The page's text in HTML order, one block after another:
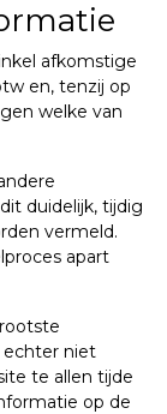
afkomstige
en, tenzij op
welke van
duidelijk, tijdig
vermeld.
apart
echter niet
te allen tijde
op de